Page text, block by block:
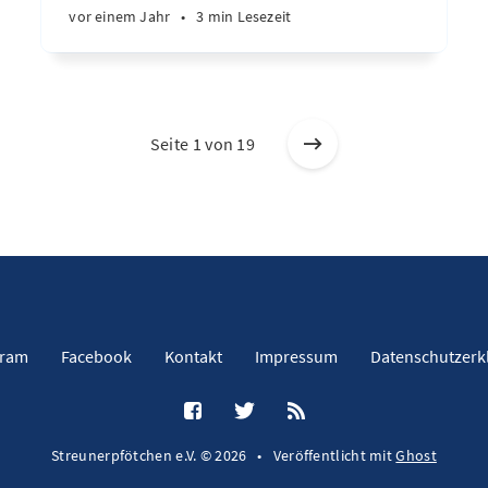
vor einem Jahr • 3 min Lesezeit
Seite 1 von 19
Facebook Kontakt Impressum
Streunerpfötchen e.V. © 2026 • Veröffentlicht mitGhost